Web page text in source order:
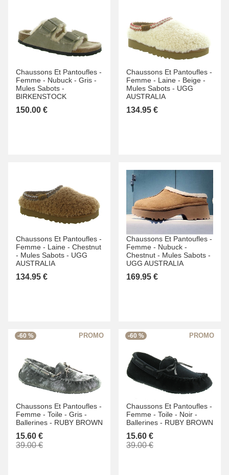
Chaussons Et Pantoufles -
Femme - Nubuck - Gris -
Mules Sabots -
BIRKENSTOCK
150.00 €
Chaussons Et Pantoufles -
Femme - Laine - Beige -
Mules Sabots - UGG
AUSTRALIA
134.95 €
Chaussons Et Pantoufles -
Femme - Laine - Chestnut
- Mules Sabots - UGG
AUSTRALIA
134.95 €
Chaussons Et Pantoufles -
Femme - Nubuck -
Chestnut - Mules Sabots -
UGG AUSTRALIA
169.95 €
-60 %
Chaussons Et Pantoufles -
Femme - Toile - Gris -
Ballerines - RUBY BROWN
15.60 €
39.00 €
-60 %
Chaussons Et Pantoufles -
Femme - Toile - Noir -
Ballerines - RUBY BROWN
15.60 €
39.00 €